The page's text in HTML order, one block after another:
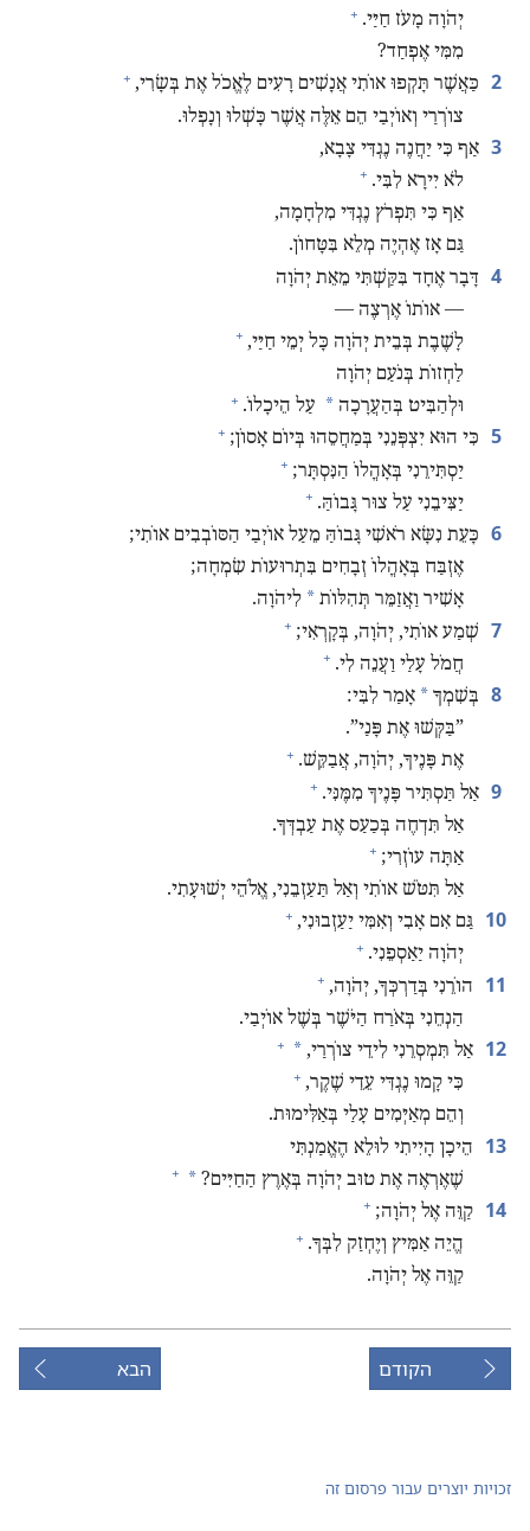
יְהֹוָה מָעֹז חַיַּי.‏ +
מִמִּי אֶפְחַד?‏
2 כַּאֲשֶׁר תָּקְפוּ אוֹתִי אֲנָשִׁים רָעִים לֶאֱכֹל אֶת בְּשָׂרִי,‏ +
צוֹרְרַי וְאוֹיְבַי הֵם אֵלֶּה אֲשֶׁר כָּשְׁלוּ וְנָפְלוּ.‏
3 אַף כִּי יַחֲנֶה נֶגְדִּי צָבָא,‏
לֹא יִירָא לִבִּי.‏ +
אַף כִּי תִּפְרֹץ נֶגְדִּי מִלְחָמָה,‏
גַּם אָז אֶהְיֶה מְלֵא בִּטָּחוֹן.‏
4 דָּבָר אֶחָד בִּקַּשְׁתִּי מֵאֵת יְהֹוָה
‏— אוֹתוֹ אֶרְצֶה —‏
לָשֶׁבֶת בְּבֵית יְהֹוָה כָּל יְמֵי חַיַּי,‏ +
לַחְזוֹת בְּנֹעַם יְהֹוָה
וּלְהַבִּיט בְּהַעֲרָכָה * עַל הֵיכָלוֹ.‏ +
5 כִּי הוּא יִצְפְּנֵנִי בְּמַחֲסֵהוּ בְּיוֹם אָסוֹן;‏ +
יַסְתִּירֵנִי בְּאָהֳלוֹ הַנִּסְתָּר;‏ +
יַצִּיבֵנִי עַל צוּר גָּבוֹהַּ.‏ +
6 כָּעֵת נִשָּׂא רֹאשִׁי גָּבוֹהַּ מֵעַל אוֹיְבַי הַסּוֹבְבִים אוֹתִי;‏
אֶזְבַּח בְּאָהֳלוֹ זְבָחִים בִּתְרוּעוֹת שִׂמְחָה;‏
אָשִׁיר וַאֲזַמֵּר תְּהִלּוֹת * לִיהֹוָה.‏
7 שְׁמַע אוֹתִי,‏ יְהֹוָה,‏ בְּקָרְאִי;‏ +
חֲמֹל עָלַי וַעֲנֵה לִי.‏ +
8 בְּשִׁמְךָ * אָמַר לִבִּי:‏
‏”‏בַּקְּשׁוּ אֶת פָּנַי”‏.‏
אֶת פָּנֶיךָ,‏ יְהֹוָה,‏ אֲבַקֵּשׁ.‏ +
9 אַל תַּסְתִּיר פָּנֶיךָ מִמֶּנִּי.‏ +
אַל תִּדְחֶה בְּכַעַס אֶת עַבְדְּךָ.‏
אַתָּה עוֹזְרִי;‏ +
אַל תִּטֹּשׁ אוֹתִי וְאַל תַּעַזְבֵנִי,‏ אֱלֹהֵי יְשׁוּעָתִי.‏
10 גַּם אִם אָבִי וְאִמִּי יַעַזְבוּנִי,‏ +
יְהֹוָה יַאַסְפֵנִי.‏ +
11 הוֹרֵנִי בְּדַרְכְּךָ,‏ יְהֹוָה,‏ +
הַנְחֵנִי בְּאֹרַח הַיֹּשֶׁר בְּשֶׁל אוֹיְבַי.‏
12 אַל תִּמְסְרֵנִי לִידֵי צוֹרְרַי,‏ *
+
כִּי קָמוּ נֶגְדִּי עֵדֵי שֶׁקֶר,‏ +
וְהֵם מְאַיְּמִים עָלַי בְּאַלִּימוּת.‏
13
הֵיכָן הָיִיתִי לוּלֵא הֶאֱמַנְתִּי
שֶׁאֶרְאֶה אֶת טוּב יְהֹוָה בְּאֶרֶץ הַחַיִּים?‏ *
+
14 קַוֵּה אֶל יְהֹוָה;‏ +
הֱיֵה אַמִּיץ וְיֶחְזַק לִבְּךָ.‏ +
קַוֵּה אֶל יְהֹוָה.‏
הקודם הבא
זכויות יוצרים עבור פרסום זה